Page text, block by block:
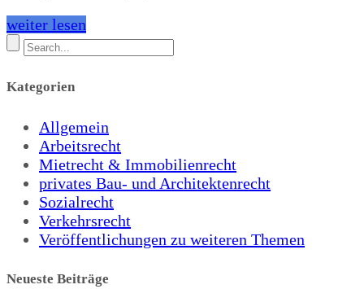
weiter lesen
Kategorien
Allgemein
Arbeitsrecht
Mietrecht & Immobilienrecht
privates Bau- und Architektenrecht
Sozialrecht
Verkehrsrecht
Veröffentlichungen zu weiteren Themen
Neueste Beiträge